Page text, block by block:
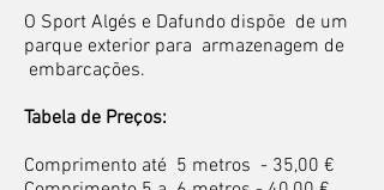
O Sport Algés e Dafundo dispõe de um
parque exterior para armazenagem de
embarcações.
Tabela de Preços:
Comprimento até 5 metros - 35,00 €